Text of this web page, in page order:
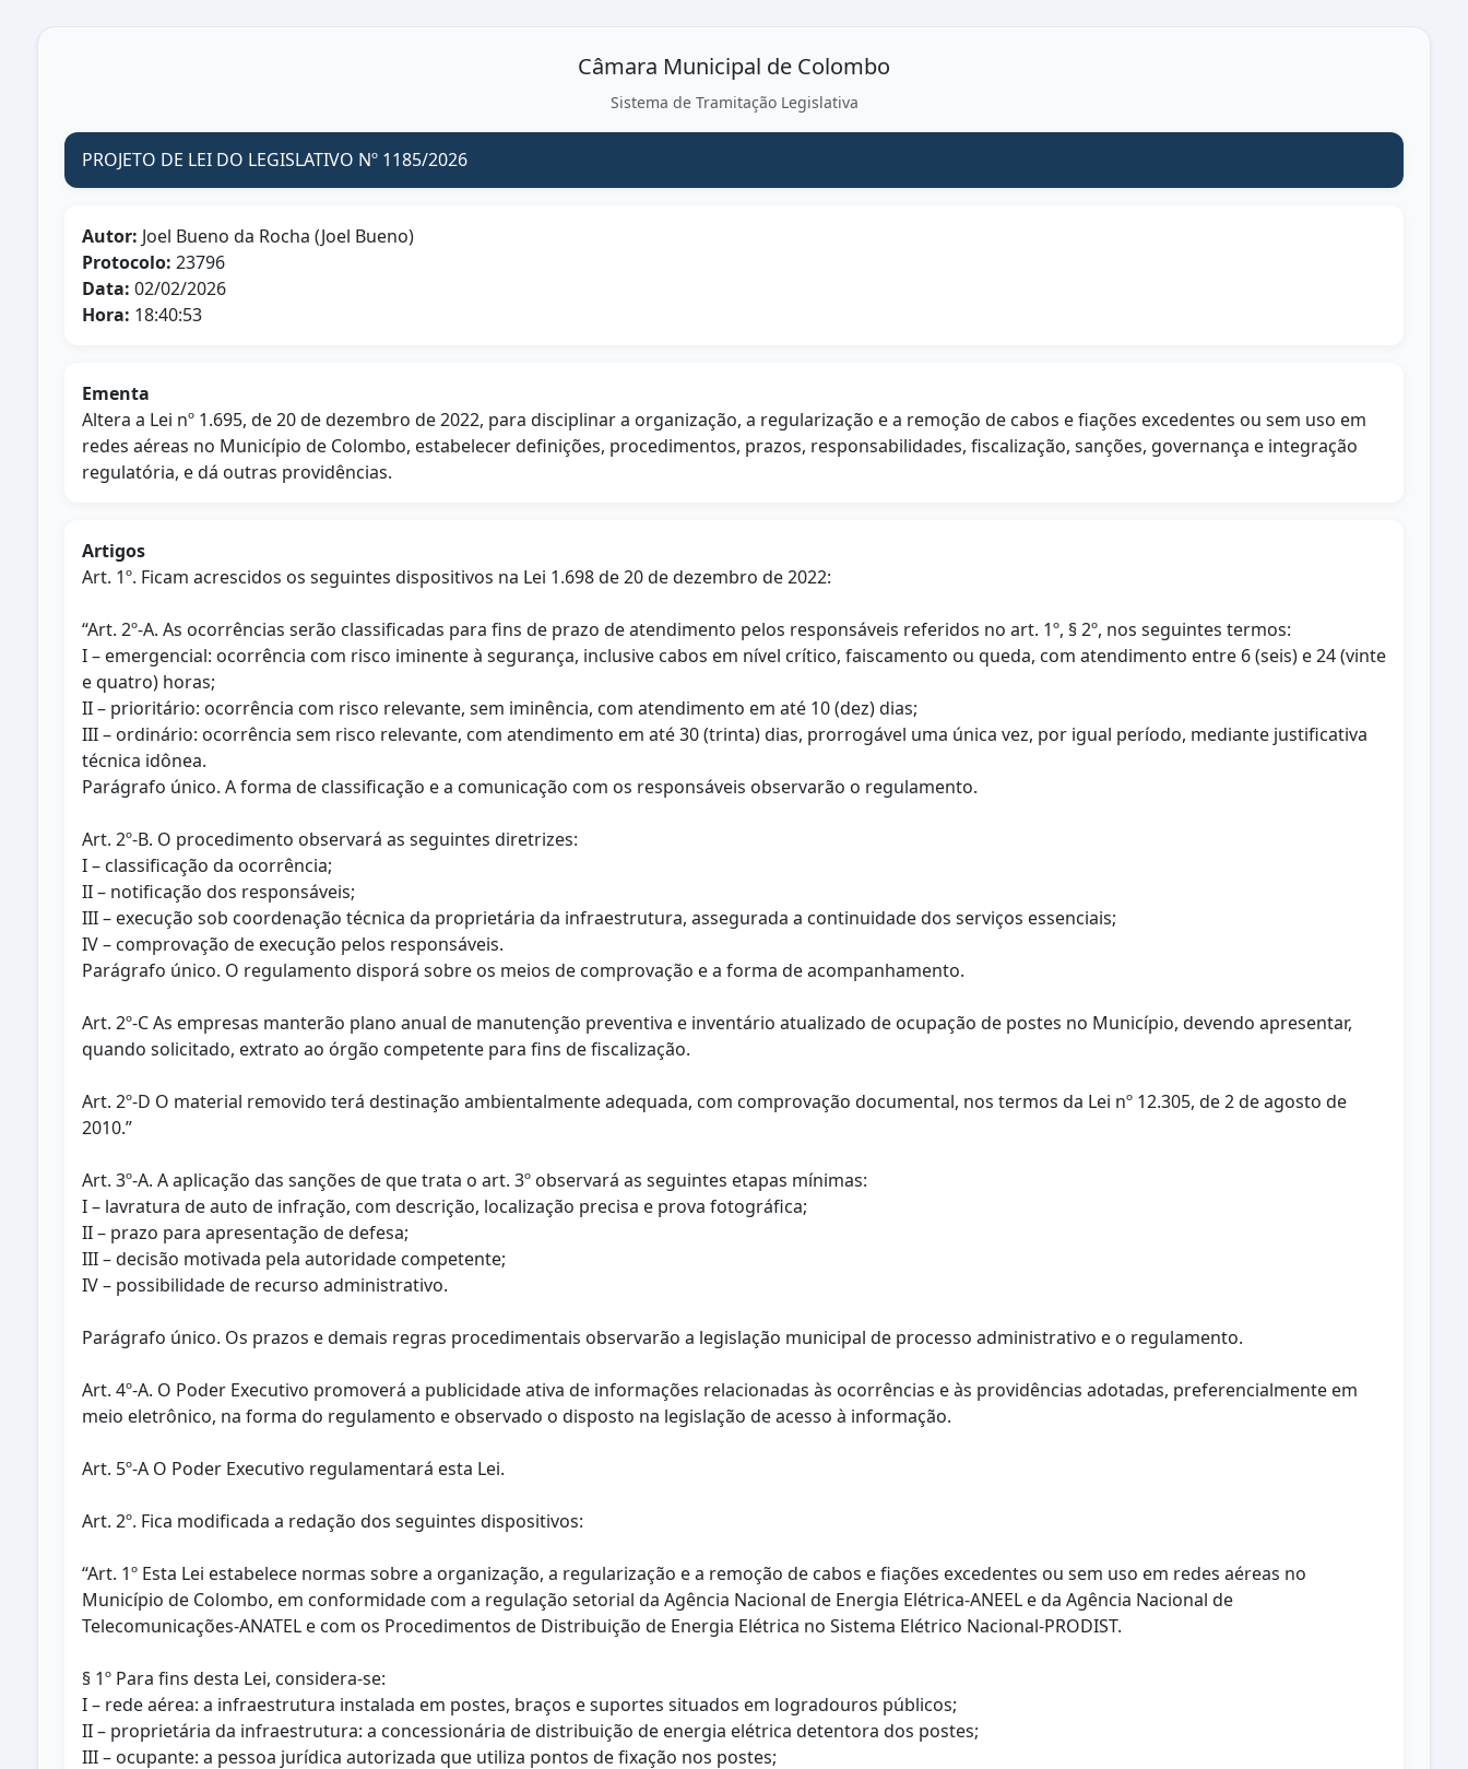
Câmara Municipal de Colombo
Sistema de Tramitação Legislativa
PROJETO DE LEI DO LEGISLATIVO Nº 1185/2026
Autor: Joel Bueno da Rocha (Joel Bueno)
Protocolo: 23796
Data: 02/02/2026
Hora: 18:40:53
Ementa
Altera a Lei nº 1.695, de 20 de dezembro de 2022, para disciplinar a organização, a regularização e a remoção de cabos e fiações excedentes ou sem uso em
redes aéreas no Município de Colombo, estabelecer definições, procedimentos, prazos, responsabilidades, fiscalização, sanções, governança e integração
regulatória, e dá outras providências.
Artigos
Art. 1º. Ficam acrescidos os seguintes dispositivos na Lei 1.698 de 20 de dezembro de 2022:
“Art. 2º-A. As ocorrências serão classificadas para fins de prazo de atendimento pelos responsáveis referidos no art. 1º, § 2º, nos seguintes termos:
I – emergencial: ocorrência com risco iminente à segurança, inclusive cabos em nível crítico, faiscamento ou queda, com atendimento entre 6 (seis) e 24 (vinte
e quatro) horas;
II – prioritário: ocorrência com risco relevante, sem iminência, com atendimento em até 10 (dez) dias;
III – ordinário: ocorrência sem risco relevante, com atendimento em até 30 (trinta) dias, prorrogável uma única vez, por igual período, mediante justificativa
técnica idônea.
Parágrafo único. A forma de classificação e a comunicação com os responsáveis observarão o regulamento.
Art. 2º-B. O procedimento observará as seguintes diretrizes:
I – classificação da ocorrência;
II – notificação dos responsáveis;
III – execução sob coordenação técnica da proprietária da infraestrutura, assegurada a continuidade dos serviços essenciais;
IV – comprovação de execução pelos responsáveis.
Parágrafo único. O regulamento disporá sobre os meios de comprovação e a forma de acompanhamento.
Art. 2º-C As empresas manterão plano anual de manutenção preventiva e inventário atualizado de ocupação de postes no Município, devendo apresentar,
quando solicitado, extrato ao órgão competente para fins de fiscalização.
Art. 2º-D O material removido terá destinação ambientalmente adequada, com comprovação documental, nos termos da Lei nº 12.305, de 2 de agosto de
2010.”
Art. 3º-A. A aplicação das sanções de que trata o art. 3º observará as seguintes etapas mínimas:
I – lavratura de auto de infração, com descrição, localização precisa e prova fotográfica;
II – prazo para apresentação de defesa;
III – decisão motivada pela autoridade competente;
IV – possibilidade de recurso administrativo.
Parágrafo único. Os prazos e demais regras procedimentais observarão a legislação municipal de processo administrativo e o regulamento.
Art. 4º-A. O Poder Executivo promoverá a publicidade ativa de informações relacionadas às ocorrências e às providências adotadas, preferencialmente em
meio eletrônico, na forma do regulamento e observado o disposto na legislação de acesso à informação.
Art. 5º-A O Poder Executivo regulamentará esta Lei.
Art. 2º. Fica modificada a redação dos seguintes dispositivos:
“Art. 1º Esta Lei estabelece normas sobre a organização, a regularização e a remoção de cabos e fiações excedentes ou sem uso em redes aéreas no
Município de Colombo, em conformidade com a regulação setorial da Agência Nacional de Energia Elétrica-ANEEL e da Agência Nacional de
Telecomunicações-ANATEL e com os Procedimentos de Distribuição de Energia Elétrica no Sistema Elétrico Nacional-PRODIST.
§ 1º Para fins desta Lei, considera-se:
I – rede aérea: a infraestrutura instalada em postes, braços e suportes situados em logradouros públicos;
II – proprietária da infraestrutura: a concessionária de distribuição de energia elétrica detentora dos postes;
III – ocupante: a pessoa jurídica autorizada que utiliza pontos de fixação nos postes;